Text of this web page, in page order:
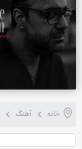
خانه آهنگ